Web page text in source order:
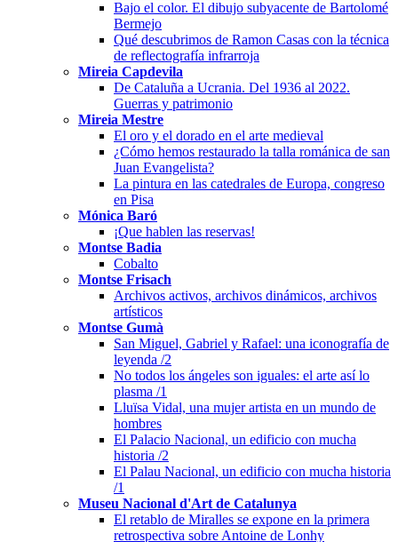
Bajo el color. El dibujo subyacente de Bartolomé
Bermejo
Qué descubrimos de Ramon Casas con la técnica
de reflectografía infrarroja
Mireia Capdevila
De Cataluña a Ucrania. Del 1936 al 2022.
Guerras y patrimonio
Mireia Mestre
El oro y el dorado en el arte medieval
¿Cómo hemos restaurado la talla románica de san
Juan Evangelista?
La pintura en las catedrales de Europa, congreso
en Pisa
Mónica Baró
¡Que hablen las reservas!
Montse Badia
Cobalto
Montse Frisach
Archivos activos, archivos dinámicos, archivos
artísticos
Montse Gumà
San Miguel, Gabriel y Rafael: una iconografía de
leyenda /2
No todos los ángeles son iguales: el arte así lo
plasma /1
Lluïsa Vidal, una mujer artista en un mundo de
hombres
El Palacio Nacional, un edificio con mucha
historia /2
El Palau Nacional, un edificio con mucha historia
/1
Museu Nacional d'Art de Catalunya
El retablo de Miralles se expone en la primera
retrospectiva sobre Antoine de Lonhy